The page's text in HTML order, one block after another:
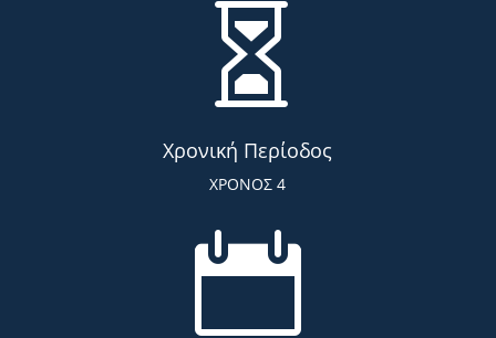

Χρονική Περίοδος
ΧΡΟΝΟΣ 4
